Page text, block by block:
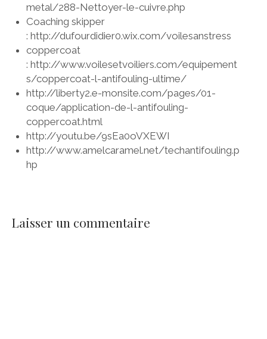
metal/288-Nettoyer-le-cuivre.php
Coaching skipper
: http://dufourdidier0.wix.com/voilesanstress
coppercoat
: http://www.voilesetvoiliers.com/equipement
s/coppercoat-l-antifouling-ultime/
http://liberty2.e-monsite.com/pages/01-
coque/application-de-l-antifouling-
coppercoat.html
http://youtu.be/9sEa0oVXEWI
http://www.amelcaramel.net/techantifouling.p
hp
Laisser un commentaire